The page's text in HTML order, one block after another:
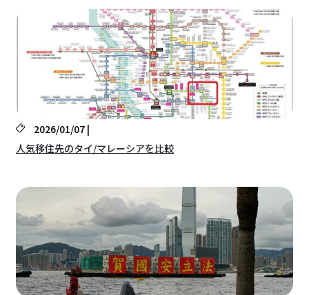
2026/01/07 |
人気移住先のタイ/マレーシアを比較